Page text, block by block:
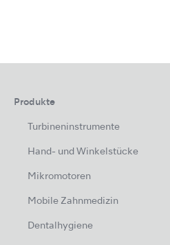
Produkte
Turbineninstrumente
Hand- und Winkelstücke
Mikromotoren
Mobile Zahnmedizin
Dentalhygiene